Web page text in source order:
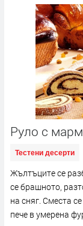
Руло с
Тестени десерти
Жълтъците се
се брашното,
на сняг. Сместа
пече в умерена